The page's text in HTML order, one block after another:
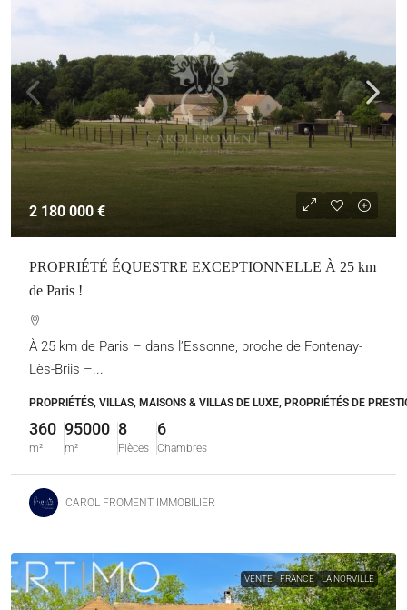
2 180 000 €
PROPRIÉTÉ ÉQUESTRE EXCEPTIONNELLE À 25 km
de Paris !
À 25 km de Paris – dans l’Essonne, proche de Fontenay-
Lès-Briis –...
PROPRIÉTÉS, VILLAS, MAISONS & VILLAS DE LUXE, PROPRIÉTÉS DE
360
m²
95000
m²
8
Pièces
6
Chambres
CAROL FROMENT IMMOBILIER
VENTE FRANCE LA NORVILLE